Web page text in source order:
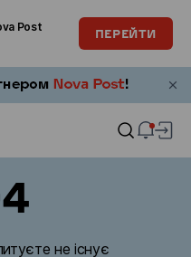
Post
ПЕРЕЙТИ
не існує